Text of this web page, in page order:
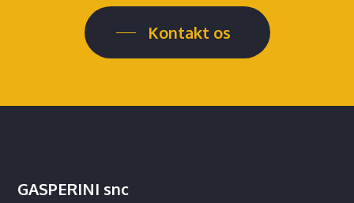
Kontakt os
GASPERINI snc